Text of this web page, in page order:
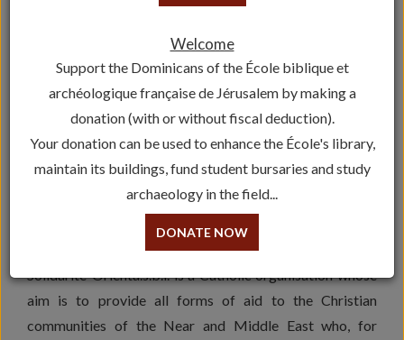
The Belgian AssociationSolidarité-Orient also provides
assistance to the École Biblique et Archéologique
Solidarité-Orienta.s.b.l. is a Catholic organisation whose
aim is to provide all forms of aid to the Christian
communities of the Near and Middle East who, for
Welcome
Support the Dominicans of the École biblique et
archéologique française de Jérusalem by making a
donation (with or without fiscal deduction).
Your donation can be used to enhance the École's library,
maintain its buildings, fund student bursaries and study
archaeology in the field...
DONATE NOW